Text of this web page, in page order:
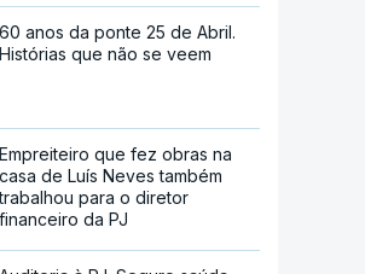
60 anos da ponte 25 de Abril.
Histórias que não se veem
Empreiteiro que fez obras na
casa de Luís Neves também
trabalhou para o diretor
financeiro da PJ